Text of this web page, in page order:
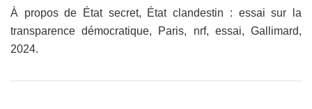
À propos de État secret, État clandestin : essai sur la
transparence démocratique, Paris, nrf, essai, Gallimard,
2024.